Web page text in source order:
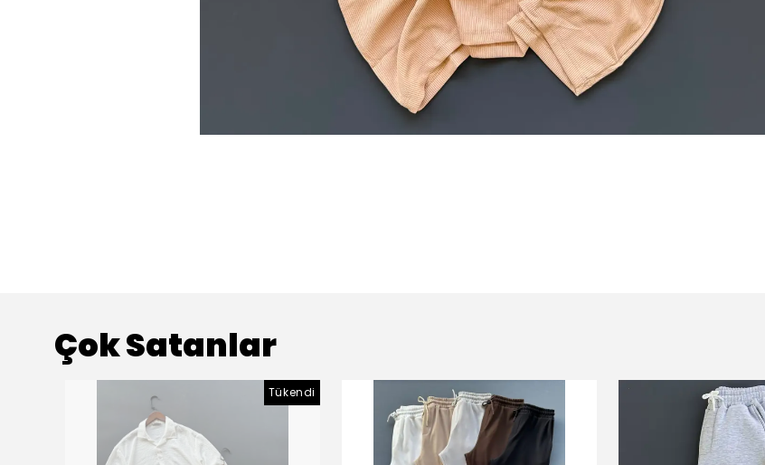
Çok Satanlar
Tükendi